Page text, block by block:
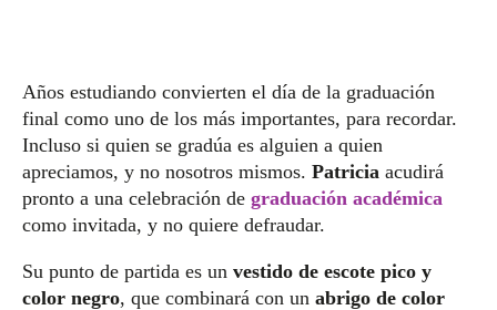
Años estudiando convierten el día de la graduación
final como uno de los más importantes, para recordar.
Incluso si quien se gradúa es alguien a quien
apreciamos, y no nosotros mismos. Patricia acudirá
pronto a una celebración de graduación académica
como invitada, y no quiere defraudar.
Su punto de partida es un vestido de escote pico y
color negro, que combinará con un abrigo de color